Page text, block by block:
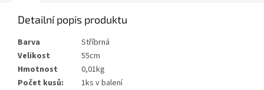
Detailní popis produktu
Barva
Stříbrná
Velikost
55cm
Hmotnost
0,01kg
Počet kusů:
1ks v balení